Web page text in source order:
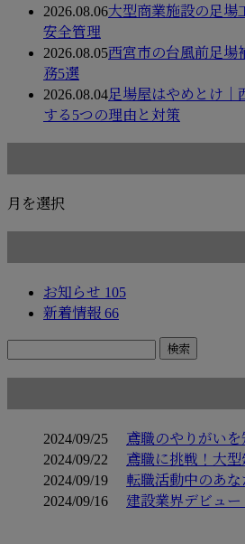
2026.08.06大型商業施設の足場
安全管理
2026.08.05西宮市の台風前足場
務5選
2026.08.04足場屋はやめとけ｜
する5つの理由と対策
月を選択
お知らせ 105
新着情報 66
2024/09/25
鳶職のやりがい
2024/09/22
鳶職に挑戦！大
2024/09/19
転職活動中のあ
2024/09/16
建設業界デビュ